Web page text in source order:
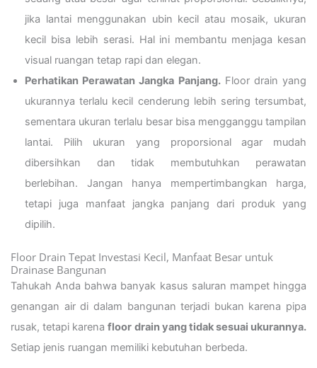
jika lantai menggunakan ubin kecil atau mosaik, ukuran
kecil bisa lebih serasi. Hal ini membantu menjaga kesan
visual ruangan tetap rapi dan elegan.
Perhatikan Perawatan Jangka Panjang.Floor drain yang
ukurannya terlalu kecil cenderung lebih sering tersumbat,
sementara ukuran terlalu besar bisa mengganggu tampilan
lantai. Pilih ukuran yang proporsional agar mudah
dibersihkan dan tidak membutuhkan perawatan
berlebihan. Jangan hanya mempertimbangkan harga,
tetapi juga manfaat jangka panjang dari produk yang
dipilih.
Floor Drain Tepat Investasi Kecil, Manfaat Besar untuk
Drainase Bangunan
Tahukah Anda bahwa banyak kasus saluran mampet hingga
genangan air di dalam bangunan terjadi bukan karena pipa
rusak, tetapi karenafloor drain yang tidak sesuai ukurannya.
Setiap jenis ruangan memiliki kebutuhan berbeda.